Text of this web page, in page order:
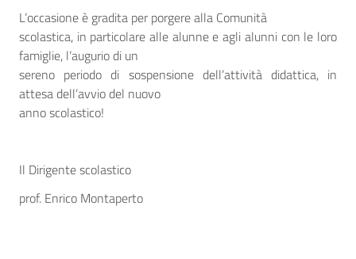
L’occasione è gradita per porgere alla Comunità
scolastica, in particolare alle alunne e agli alunni con le loro
famiglie, l’augurio di un
sereno periodo di sospensione dell’attività didattica, in
attesa dell’avvio del nuovo
anno scolastico!
Il Dirigente scolastico
prof. Enrico Montaperto